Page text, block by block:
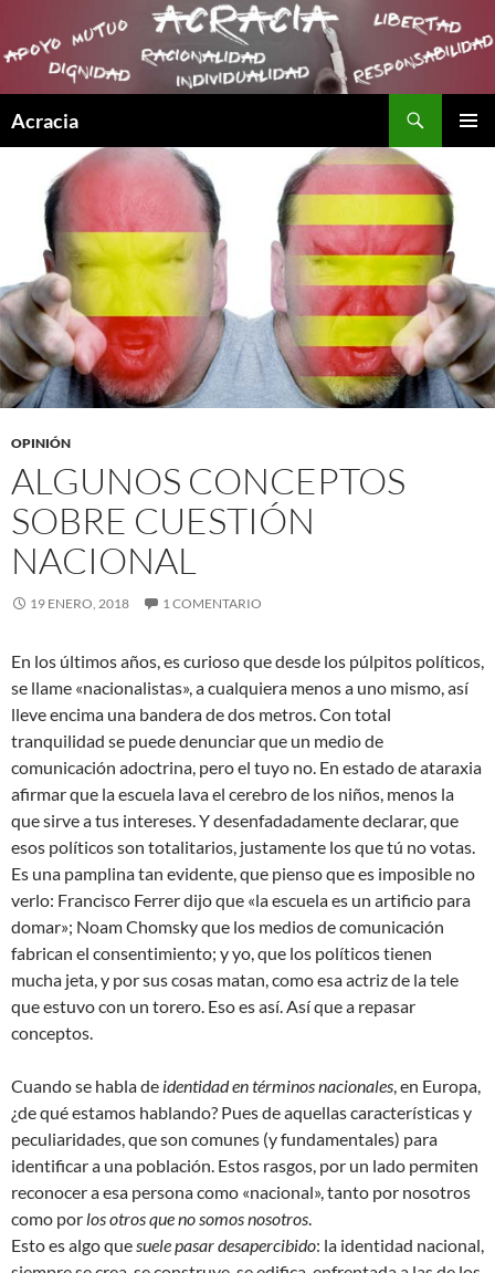
Acracia
CONTENIDO
OPINIÓN
ALGUNOS CONCEPTOS
SOBRE CUESTIÓN
NACIONAL
19 ENERO, 2018 1 COMENTARIO
En los últimos años, es curioso que desde los púlpitos políticos,
se llame «nacionalistas», a cualquiera menos a uno mismo, así
lleve encima una bandera de dos metros. Con total
tranquilidad se puede denunciar que un medio de
comunicación adoctrina, pero el tuyo no. En estado de ataraxia
afirmar que la escuela lava el cerebro de los niños, menos la
que sirve a tus intereses. Y desenfadadamentedeclarar, que
esos políticos son totalitarios, justamente los que tú no votas.
Es una pamplina tan evidente, que pienso que es imposible no
verlo: Francisco Ferrer dijo que «la escuela es un artificio para
domar»; Noam Chomsky que los medios de comunicación
fabrican el consentimiento; y yo, que los políticos tienen
mucha jeta, y por sus cosas matan, como esa actriz de la tele
que estuvo con un torero. Eso es así. Así que a repasar
conceptos.
Cuando se habla de identidad en términos nacionales, en Europa,
¿de qué estamos hablando? Pues de aquellas características y
peculiaridades, que son comunes (y fundamentales) para
identificar a una población. Estos rasgos, por un lado permiten
reconocer a esa persona como «nacional», tanto por nosotros
como por los otros que no somos nosotros.
Esto es algo quesuele pasar desapercibido: la identidad nacional,